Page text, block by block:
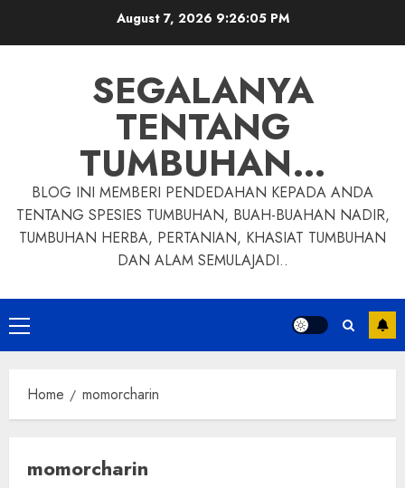
August 7, 2026 9:26:06 PM
SEGALANYA
TENTANG
TUMBUHAN…
BLOG INI MEMBERI PENDEDAHAN KEPADA ANDA
TENTANG SPESIES TUMBUHAN, BUAH-BUAHAN NADIR,
TUMBUHAN HERBA, PERTANIAN, KHASIAT TUMBUHAN
DAN ALAM SEMULAJADI..
Primary
Menu
Home momorcharin
momorcharin